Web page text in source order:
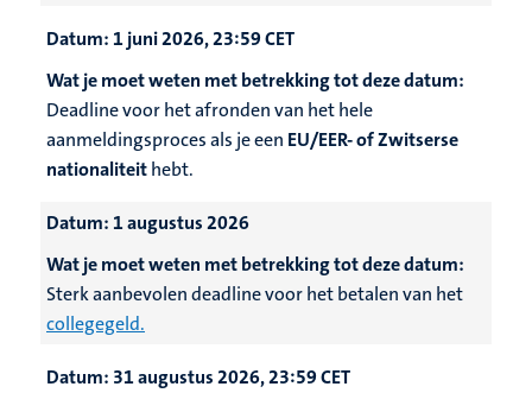
Datum: 1 juni 2026, 23:59 CET
Wat je moet weten met betrekking tot deze datum:
Deadline voor het afronden van het hele
aanmeldingsproces als je een EU/EER- of Zwitserse
nationaliteithebt.
Datum: 1 augustus 2026
Wat je moet weten met betrekking tot deze datum:
Sterk aanbevolen deadline voor hetbetalen van het
collegegeld.
Datum: 31 augustus 2026, 23:59 CET